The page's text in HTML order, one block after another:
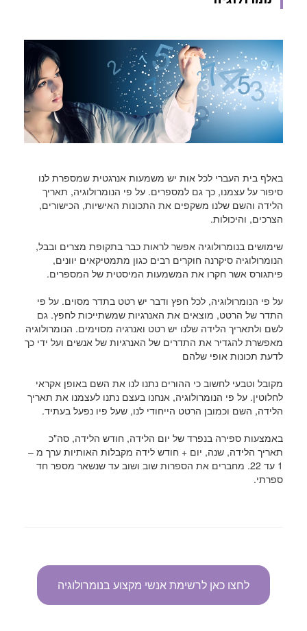
באלף בית העברי לכל אות יש משמעות אנרגטית שמספרת לנו
סיפור על עצמנו, כך גם למספרים. על פי הנומרולוגיה, תאריך
הלידה והשם שלנו משקפים את התכונות האישיות, הכישורים,
הצרכים, והיכולות.
שימושים בנומרולוגיה אפשר לראות כבר בתקופת מצרים ובבל,
הנומרולוגיה סיקרנה חוקרים רבים כגון מתמטיקאים יוונים,
פיתגורס אשר חקרו את המשמעות המיסטית של המספרים.
על פי הנומרולוגיה, לכל חפץ ודבר יש רטט בתדר מסוים. על פי
התדר של הרטט, מוצאים את האנרגיות שמשתייכות לחפץ. גם
לשם ולתאריך הלידה שלנו יש רטט ואנרגיה מסוימים. הנומרולוגיה
מאפשרת להגדיר את התדרים של האנרגיות של אנשים ועל ידי כך
לדעת תכונות אופי שלהם
מקובל וטבעי לחשוב כי ההורים נתנו לנו את השם באופן אקראי
לחלוטין. על פי הנומרולוגיה, אנחנו בעצם נתנו לעצמנו את תאריך
הלידה, השם וכמובן הרטט הייחודי לנו, שעל פיו נפעל בעתיד.
באמצעות ספירה בנפרד של יום הלידה, חודש הלידה, סה"כ
תאריך הלידה, שנה, יום + חודש לידה מקבלות האותיות ערך מ –
1 עד 22. מחברים את הספרות שוב ושוב עד שנשאר מספר חד
ספרתי.
לחצו כאן לרשימת אנשי מקצוע בנומרולוגיה